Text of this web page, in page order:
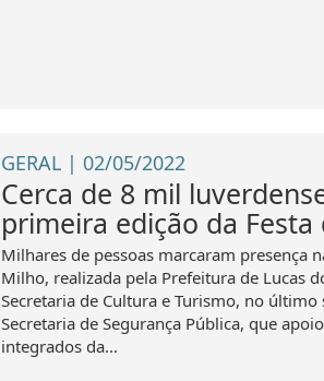
GERAL | 02/05/2022
Cerca de 8 mil
primeira edição da
Milhares de pessoas marcaram presença
Milho, realizada pela Prefeitura de Lucas
Secretaria de Cultura e Turismo, no
Secretaria de Segurança Pública, que
integrados da...